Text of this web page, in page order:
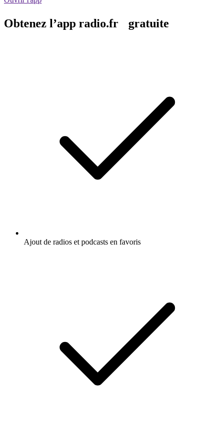
Obtenez l’app radio.fr gratuite
Ajout de radios et podcasts en favoris